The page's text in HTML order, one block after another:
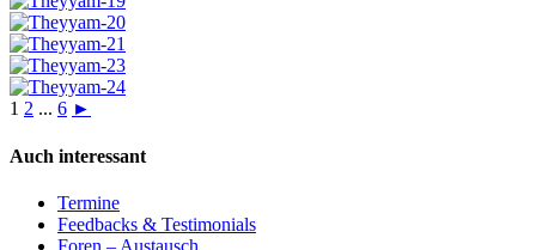
1 2 ... 6 ►
Auch interessant
Termine
Feedbacks & Testimonials
Foren – Austausch